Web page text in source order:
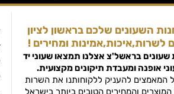
השעונים שלכם בראשון לציון
לשרות,איכות,אמינות ומחירים !
שעונים בראשל'צ אצלנו תמצאו שעוני יד
אופנה ומעבדת תיקונים מקצועית.
המאמצים להעניק ללקוחותנו את השרות
והמחירים הטובים ביותר בישראל